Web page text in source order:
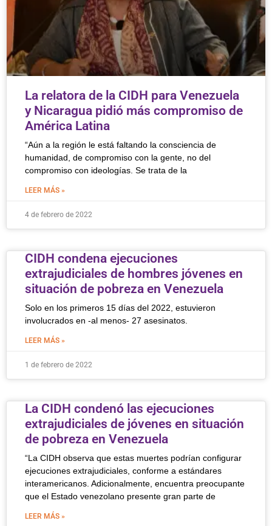
La relatora de la CIDH para Venezuela
y Nicaragua pidió más compromiso de
América Latina
“Aún a la región le está faltando la consciencia de
humanidad, de compromiso con la gente, no del
compromiso con ideologías. Se trata de la
LEER MÁS »
4 de febrero de 2022
CIDH condena ejecuciones
extrajudiciales de hombres jóvenes en
situación de pobreza en Venezuela
Solo en los primeros 15 días del 2022, estuvieron
involucrados en -al menos- 27 asesinatos.
LEER MÁS »
1 de febrero de 2022
La CIDH condenó las ejecuciones
extrajudiciales de jóvenes en situación
de pobreza en Venezuela
“La CIDH observa que estas muertes podrían configurar
ejecuciones extrajudiciales, conforme a estándares
interamericanos. Adicionalmente, encuentra preocupante
que el Estado venezolano presente gran parte de
LEER MÁS »